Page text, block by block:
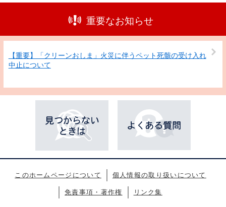
重要なお知らせ
【重要】「クリーンおしま」火災に伴うペット死骸の受け入れ
中止について
このホームページについて 個人情報の取り扱いについて
免責事項・著作権 リンク集